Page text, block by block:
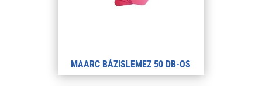
MAARC BÁZISLEMEZ 50 DB-OS